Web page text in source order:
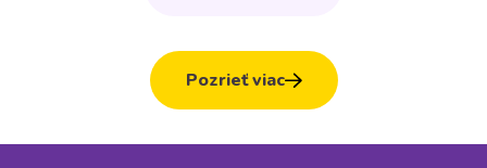
Pozrieť viac